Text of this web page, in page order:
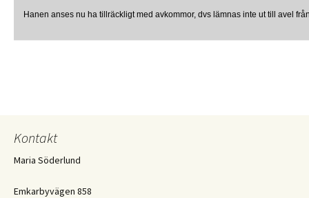
Hanen anses nu ha tillräckligt med avkommor, dvs lämnas inte ut till avel
Kontakt
Maria Söderlund
Emkarbyvägen 858